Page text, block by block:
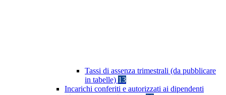
Tassi di assenza trimestrali (da pubblicare
in tabelle) 13
Incarichi conferiti e autorizzati ai dipendenti